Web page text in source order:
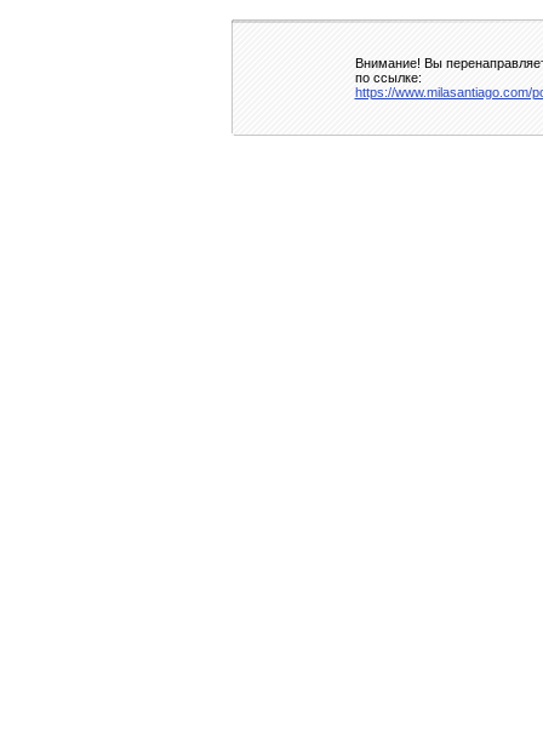
Внимание! Вы
по ссылке:
https://www.milasantiago.com/